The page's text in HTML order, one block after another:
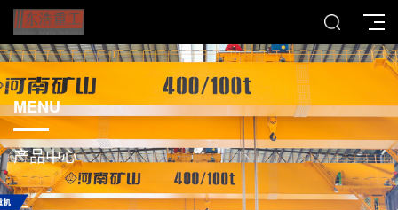
MENU
产品中心